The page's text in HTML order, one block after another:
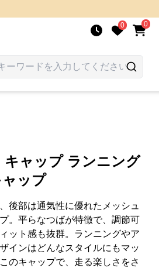
0 0
ャップ ランニング
ップ
後部は通気性に優れたメッシュ
。平らなつばが特徴で、調節可
ット感も抜群。ランニングやア
インはどんなスタイルにもマッ
のキャップで、走る楽しさをさ